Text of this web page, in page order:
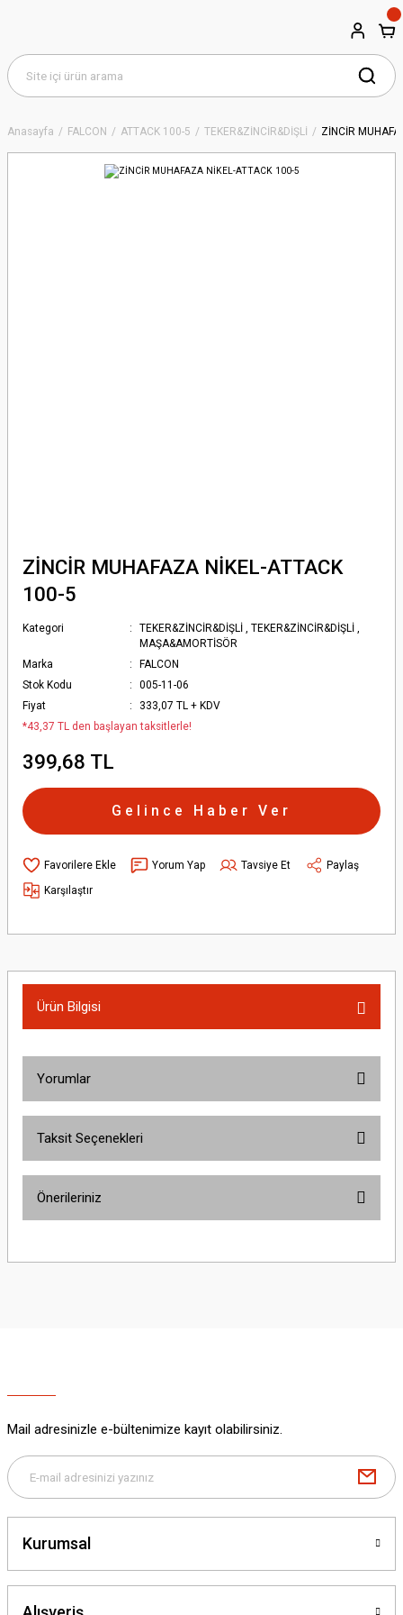
Anasayfa FALCON ATTACK 100-5 TEKER&ZİNCİR&DİŞLİ ZİNCİR
ZİNCİR MUHAFAZA NİKEL-ATTACK
100-5
Kategori TEKER&ZİNCİR&DİŞLİ ,TEKER&ZİNCİR&DİŞLİ ,
MAŞA&AMORTİSÖR
Marka
FALCON
Stok Kodu
005-11-06
Fiyat
333,07 TL + KDV
*43,37 TL den başlayan taksitlerle!
399,68 TL
Gelince Haber Ver
Yorum Yap Tavsiye Et
Paylaş
Karşılaştır
Ürün Bilgisi
Yorumlar
Taksit Seçenekleri
Önerileriniz
yetersiz gördüğünüz noktaları öneri formunu kullanarak tarafımıza
Bu ürüne benzer farklı alternatifler olmalı.
Mail adresinizle e-bültenimize kayıt olabilirsiniz.
Kurumsal